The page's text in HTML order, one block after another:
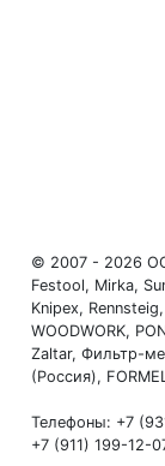
© 2007 - 2026
Festool, Mirka,
Knipex,
WOODWORK,
Zaltar, Фильтр-
(Россия),
Телефоны: +7
+7 (911) 199-12-